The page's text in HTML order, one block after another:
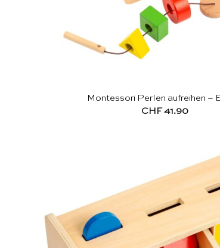
Montessori Perlen aufreihen –
CHF41.90